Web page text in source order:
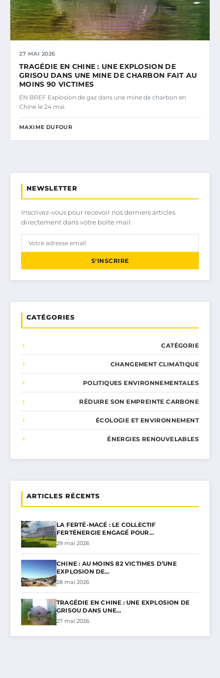
27 MAI 2026
TRAGÉDIE EN CHINE : UNE EXPLOSION DE
GRISOU DANS UNE MINE DE CHARBON FAIT AU
MOINS 90 VICTIMES
EN BREF Explosion de gaz dans une mine de charbon en
Chine le 24 mai.
MAXIME DUFOUR
NEWSLETTER
Inscrivez-vous pour recevoir nos derniers articles
directement dans votre boîte mail.
S'INSCRIRE
CATÉGORIES
CATÉGORIE
CHANGEMENT CLIMATIQUE
POLITIQUES ENVIRONNEMENTALES
RÉDUIRE SON EMPREINTE CARBONE
ÉCOLOGIE ET ENVIRONNEMENT
ÉNERGIES RENOUVELABLES
ARTICLES RÉCENTS
LA FERTÉ-MACÉ : LE COLLECTIF
FERTÉNERGIE ENGAGÉ POUR…
29 mai 2026
CHINE : AU MOINS 82 VICTIMES D’UNE
EXPLOSION DE…
28 mai 2026
TRAGÉDIE EN CHINE : UNE EXPLOSION DE
GRISOU DANS UNE…
27 mai 2026